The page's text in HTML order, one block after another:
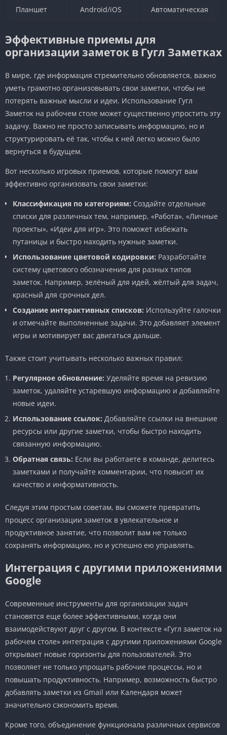
Планшет Android/iOS Автоматическая
Эффективные приемы для
организации заметок в Гугл Заметках
В мире, где информация стремительно обновляется, важно
уметь грамотно организовывать свои заметки, чтобы не
потерять важные мысли и идеи. Использование Гугл
Заметок на рабочем столе может существенно упростить эту
задачу. Важно не просто записывать информацию, но и
структурировать её так, чтобы к ней легко можно было
вернуться в будущем.
Вот несколько игровых приемов, которые помогут вам
эффективно организовать свои заметки:
Классификация по категориям: Создайте отдельные
списки для различных тем, например, «Работа», «Личные
проекты», «Идеи для игр». Это поможет избежать
путаницы и быстро находить нужные заметки.
Использование цветовой кодировки: Разработайте
систему цветового обозначения для разных типов
заметок. Например, зелёный для идей, жёлтый для задач,
красный для срочных дел.
Создание интерактивных списков: Используйте галочки
и отмечайте выполненные задачи. Это добавляет элемент
игры и мотивирует вас двигаться дальше.
Также стоит учитывать несколько важных правил:
Регулярное обновление: Уделяйте время на ревизию
заметок, удаляйте устаревшую информацию и добавляйте
новые идеи.
Использование ссылок: Добавляйте ссылки на внешние
ресурсы или другие заметки, чтобы быстро находить
связанную информацию.
Обратная связь: Если вы работаете в команде, делитесь
заметками и получайте комментарии, что повысит их
качество и информативность.
Следуя этим простым советам, вы сможете превратить
процесс организации заметок в увлекательное и
продуктивное занятие, что позволит вам не только
сохранять информацию, но и успешно ею управлять.
Интеграция с другими приложениями
Google
Современные инструменты для организации задач
становятся еще более эффективными, когда они
взаимодействуют друг с другом. В контексте «Гугл заметок на
рабочем столе» интеграция с другими приложениями Google
открывает новые горизонты для пользователей. Это
позволяет не только упрощать рабочие процессы, но и
повышать продуктивность. Например, возможность быстро
добавлять заметки из Gmail или Календаря может
значительно сэкономить время.
Кроме того, объединение функционала различных сервисов